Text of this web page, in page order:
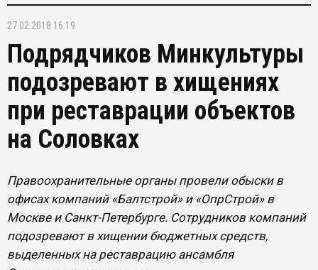
27.02.2018 16:19
Подрядчиков Минкультуры
подозревают в хищениях
при реставрации объектов
на Соловках
Правоохранительные органы провели обыски в
офисах компаний «Балтстрой» и «ОпрСтрой» в
Москве и Санкт-Петербурге. Сотрудников компаний
подозревают в хищении бюджетных средств,
выделенных на реставрацию ансамбля